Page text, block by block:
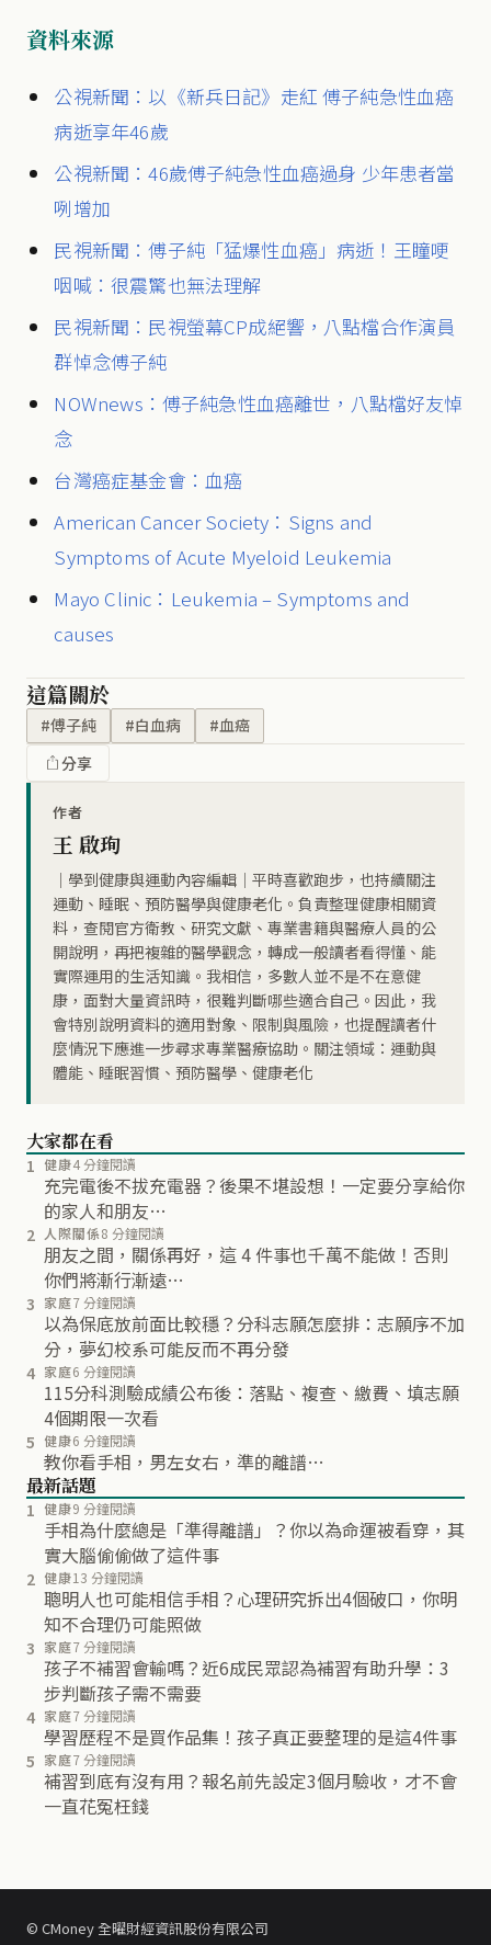
資料來源
公視新聞：以《新兵日記》走紅 傅子純急性血癌
病逝享年46歲
公視新聞：46歲傅子純急性血癌過身 少年患者當
咧增加
民視新聞：傅子純「猛爆性血癌」病逝！王瞳哽
咽喊：很震驚也無法理解
民視新聞：民視螢幕CP成絕響，八點檔合作演員
群悼念傅子純
NOWnews：傅子純急性血癌離世，八點檔好友悼
念
台灣癌症基金會：血癌
American Cancer Society：Signs and
Symptoms of Acute Myeloid Leukemia
Mayo Clinic：Leukemia – Symptoms and
causes
這篇關於
#傅子純 #白血病
#血癌
分享
作者
王 啟珣
｜學到健康與運動內容編輯｜平時喜歡跑步，也持續關注
運動、睡眠、預防醫學與健康老化。負責整理健康相關資
料，查閱官方衛教、研究文獻、專業書籍與醫療人員的公
開說明，再把複雜的醫學觀念，轉成一般讀者看得懂、能
實際運用的生活知識。我相信，多數人並不是不在意健
康，面對大量資訊時，很難判斷哪些適合自己。因此，我
會特別說明資料的適用對象、限制與風險，也提醒讀者什
麼情況下應進一步尋求專業醫療協助。關注領域：運動與
體能、睡眠習慣、預防醫學、健康老化
大家都在看
1 健康4 分鐘閱讀
充完電後不拔充電器？後果不堪設想！一定要分享給你
的家人和朋友…
2 人際關係8 分鐘閱讀
朋友之間，關係再好，這 4 件事也千萬不能做！否則
你們將漸行漸遠…
3 家庭7 分鐘閱讀
以為保底放前面比較穩？分科志願怎麼排：志願序不加
分，夢幻校系可能反而不再分發
4 家庭6 分鐘閱讀
115分科測驗成績公布後：落點、複查、繳費、填志願
4個期限一次看
5 健康6 分鐘閱讀
教你看手相，男左女右，準的離譜…
最新話題
1 健康9 分鐘閱讀
手相為什麼總是「準得離譜」？你以為命運被看穿，其
實大腦偷偷做了這件事
2 健康13 分鐘閱讀
聰明人也可能相信手相？心理研究拆出4個破口，你明
知不合理仍可能照做
3 家庭7 分鐘閱讀
孩子不補習會輸嗎？近6成民眾認為補習有助升學：3
步判斷孩子需不需要
4 家庭7 分鐘閱讀
學習歷程不是買作品集！孩子真正要整理的是這4件事
5 家庭7 分鐘閱讀
補習到底有沒有用？報名前先設定3個月驗收，才不會
一直花冤枉錢
© CMoney 全曜財經資訊股份有限公司